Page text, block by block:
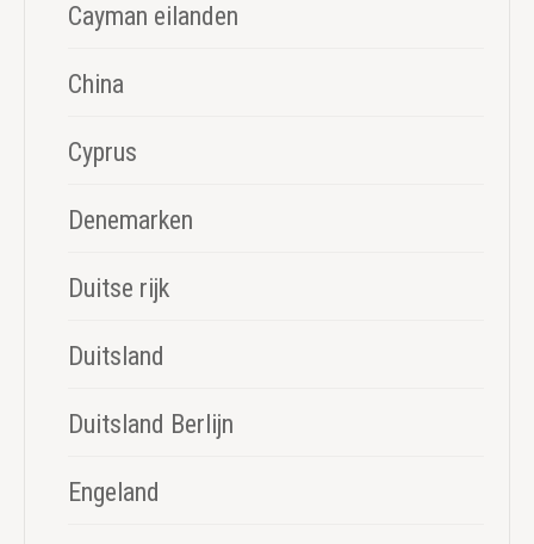
Cayman eilanden
China
Cyprus
Denemarken
Duitse rijk
Duitsland
Duitsland Berlijn
Engeland